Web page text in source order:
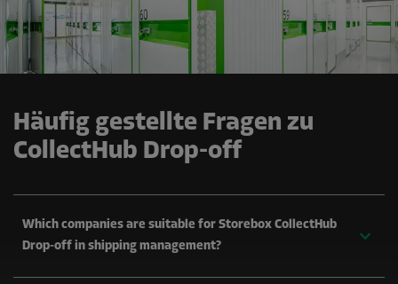
Häufig gestellte Fragen zu
CollectHub Drop-off
Which companies are suitable for Storebox CollectHub
Drop-off in shipping management?